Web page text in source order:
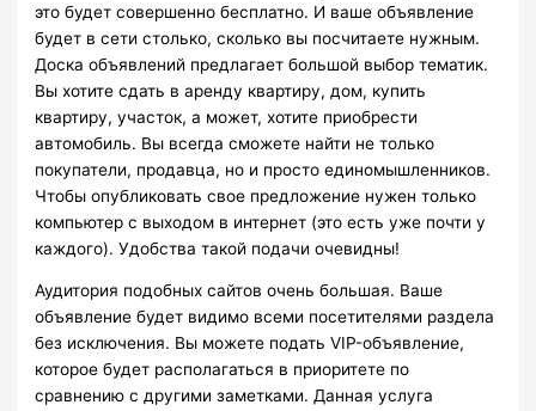
это будет совершенно бесплатно. И ваше объявление
будет в сети столько, сколько вы посчитаете нужным.
Доска объявлений предлагает большой выбор тематик.
Вы хотите сдать в аренду квартиру, дом, купить
квартиру, участок, а может, хотите приобрести
автомобиль. Вы всегда сможете найти не только
покупатели, продавца, но и просто единомышленников.
Чтобы опубликовать свое предложение нужен только
компьютер с выходом в интернет (это есть уже почти у
каждого). Удобства такой подачи очевидны!
Аудитория подобных сайтов очень большая. Ваше
объявление будет видимо всеми посетителями раздела
без исключения. Вы можете подать VIP-объявление,
которое будет располагаться в приоритете по
сравнению с другими заметками. Данная услуга